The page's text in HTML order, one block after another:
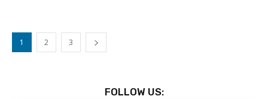
1 2 3
FOLLOW US: